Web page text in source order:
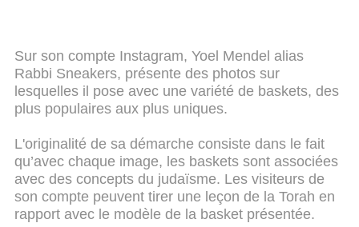
Sur son compte Instagram, Yoel Mendel alias
Rabbi Sneakers, présente des photos sur
lesquelles il pose avec une variété de baskets, des
plus populaires aux plus uniques.
L'originalité de sa démarche consiste dans le fait
qu’avec chaque image, les baskets sont associées
avec des concepts du judaïsme. Les visiteurs de
son compte peuvent tirer une leçon de la Torah en
rapport avec le modèle de la basket présentée.